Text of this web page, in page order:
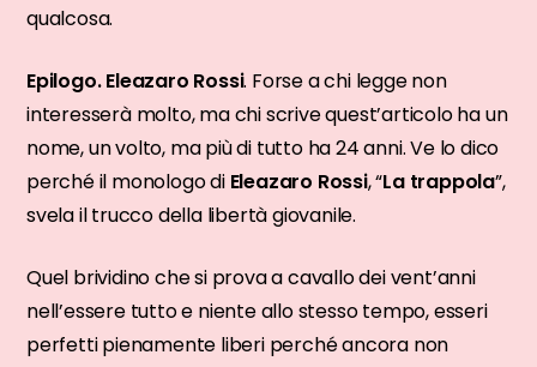
qualcosa.
Epilogo. Eleazaro Rossi. Forse a chi legge non
interesserà molto, ma chi scrive quest’articolo ha un
nome, un volto, ma più di tutto ha 24 anni. Ve lo dico
perché il monologo di Eleazaro Rossi, “La trappola”,
svela il trucco della libertà giovanile.
Quel brividino che si prova a cavallo dei vent’anni
nell’essere tutto e niente allo stesso tempo, esseri
perfetti pienamente liberi perché ancora non